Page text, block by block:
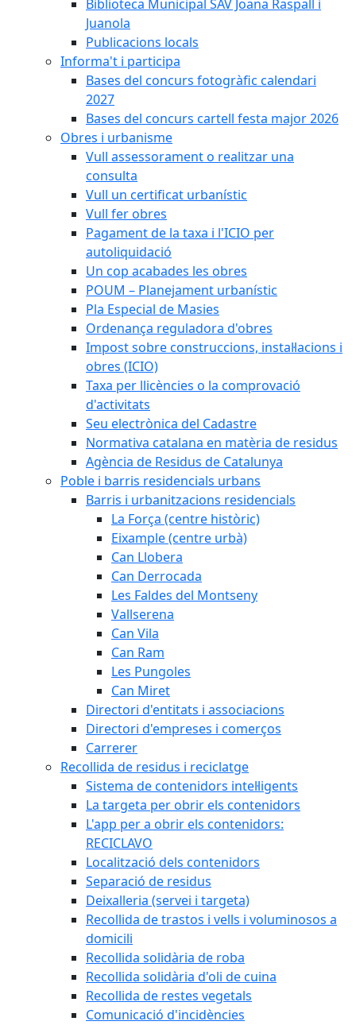
Biblioteca Municipal SAV Joana Raspall i
Juanola
Publicacions locals
Informa't i participa
Bases del concurs fotogràfic calendari
2027
Bases del concurs cartell festa major 2026
Obres i urbanisme
Vull assessorament o realitzar una
consulta
Vull un certificat urbanístic
Vull fer obres
Pagament de la taxa i l'ICIO per
autoliquidació
Un cop acabades les obres
POUM – Planejament urbanístic
Pla Especial de Masies
Ordenança reguladora d'obres
Impost sobre construccions, instal·lacions i
obres (ICIO)
Taxa per llicències o la comprovació
d'activitats
Seu electrònica del Cadastre
Normativa catalana en matèria de residus
Agència de Residus de Catalunya
Poble i barris residencials urbans
Barris i urbanitzacions residencials
La Força (centre històric)
Eixample (centre urbà)
Can Llobera
Can Derrocada
Les Faldes del Montseny
Vallserena
Can Vila
Can Ram
Les Pungoles
Can Miret
Directori d'entitats i associacions
Directori d'empreses i comerços
Carrerer
Recollida de residus i reciclatge
Sistema de contenidors intel·ligents
La targeta per obrir els contenidors
L'app per a obrir els contenidors:
RECICLAVO
Localització dels contenidors
Separació de residus
Deixalleria (servei i targeta)
Recollida de trastos i vells i voluminosos a
domicili
Recollida solidària de roba
Recollida solidària d'oli de cuina
Recollida de restes vegetals
Comunicació d'incidències